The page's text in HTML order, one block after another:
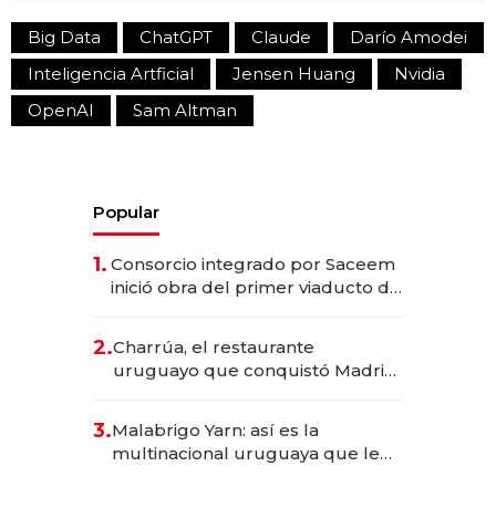
Big Data ChatGPT Claude
Darío Amodei
Inteligencia Artficial
Jensen Huang
Nvidia
OpenAI
Sam Altman
Popular
1. Consorcio integrado por Saceem
inició obra del primer viaducto de
millones
2.Charrúa, el restaurante
uruguayo que conquistó Madrid:
anticipación y prepara apertura
3.Malabrigo Yarn: así es la
multinacional uruguaya que le